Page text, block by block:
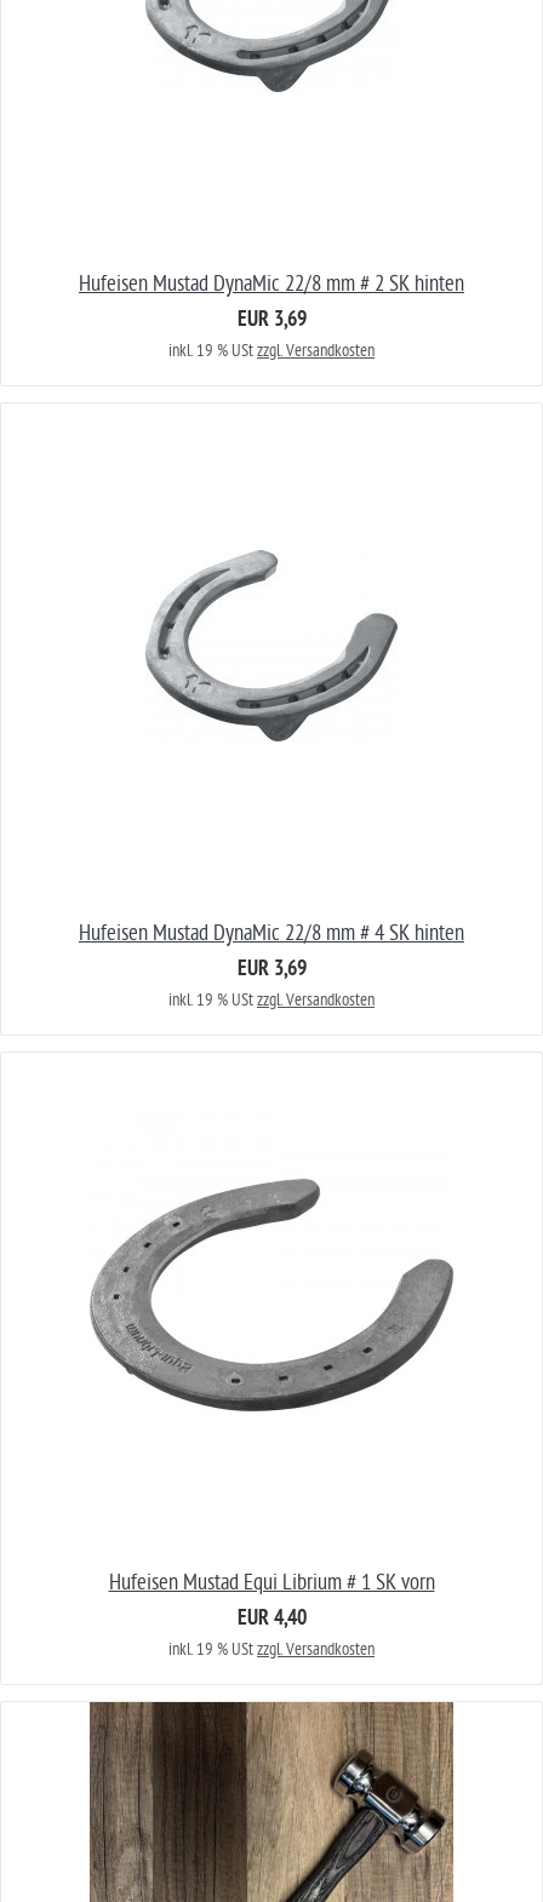
Hufeisen Mustad DynaMic 22/8 mm # 2 SK hinten
EUR 3,69
inkl. 19 % UStzzgl. Versandkosten
Hufeisen Mustad DynaMic 22/8 mm # 4 SK hinten
EUR 3,69
inkl. 19 % UStzzgl. Versandkosten
Hufeisen Mustad Equi Librium # 1 SK vorn
EUR 4,40
inkl. 19 % UStzzgl. Versandkosten